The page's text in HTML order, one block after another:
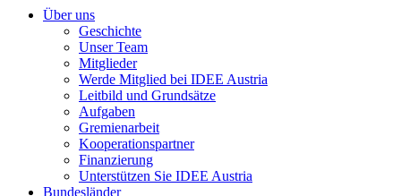
Über uns
Geschichte
Unser Team
Mitglieder
Werde Mitglied bei IDEE Austria
Leitbild und Grundsätze
Aufgaben
Gremienarbeit
Kooperationspartner
Finanzierung
Unterstützen Sie IDEE Austria
Bundesländer